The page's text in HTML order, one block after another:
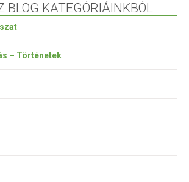
BLOG KATEGÓRIÁINKBÓL
– Történetek